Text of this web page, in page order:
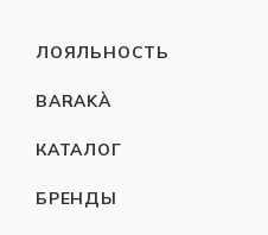
ЛОЯЛЬНОСТЬ
BARAKÀ
КАТАЛОГ
БРЕНДЫ